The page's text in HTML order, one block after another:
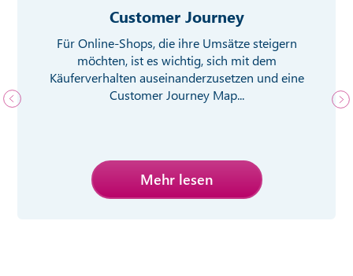
Customer Journey
Für Online-Shops, die ihre Umsätze steigern
möchten, ist es wichtig, sich mit dem
Käuferverhalten auseinanderzusetzen und eine
Customer Journey Map...
Mehr lesen